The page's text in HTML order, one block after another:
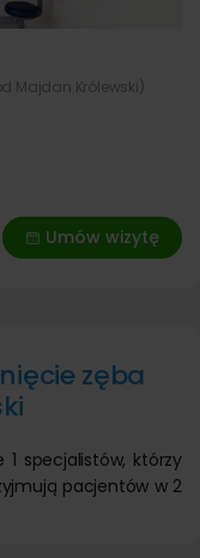
Majdan Królewski)
Umów wizytę
zęba
specjalistów, którzy
pacjentów w 2